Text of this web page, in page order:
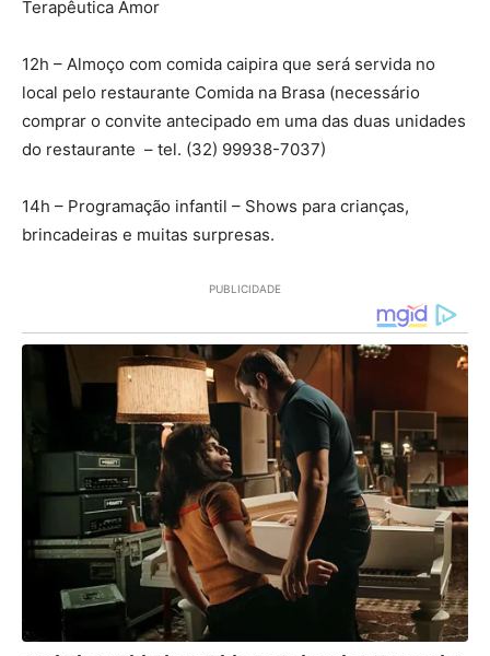
Terapêutica Amor
12h – Almoço com comida caipira que será servida no
local pelo restaurante Comida na Brasa (necessário
comprar o convite antecipado em uma das duas unidades
do restaurante – tel. (32) 99938-7037)
14h – Programação infantil – Shows para crianças,
brincadeiras e muitas surpresas.
PUBLICIDADE